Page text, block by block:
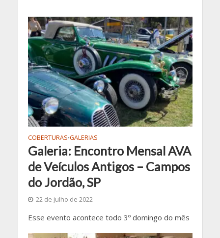
COBERTURAS•GALERIAS
Galeria: Encontro Mensal AVA
de Veículos Antigos – Campos
do Jordão, SP
22 de julho de 2022
Esse evento acontece todo 3º domingo do mês